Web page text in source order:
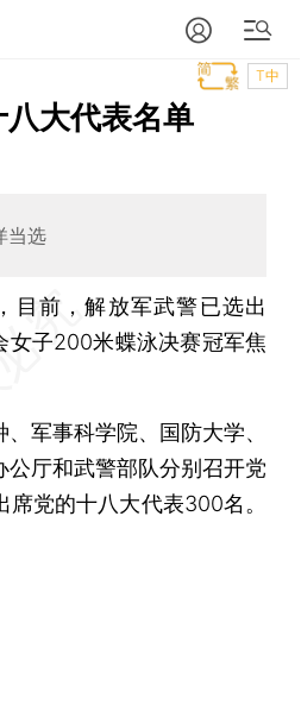
T中
大代表名单
当选
前，解放军武警已选出
女子200米蝶泳决赛冠军焦
军事科学院、国防大学、
厅和武警部队分别召开党
党的十八大代表300名。